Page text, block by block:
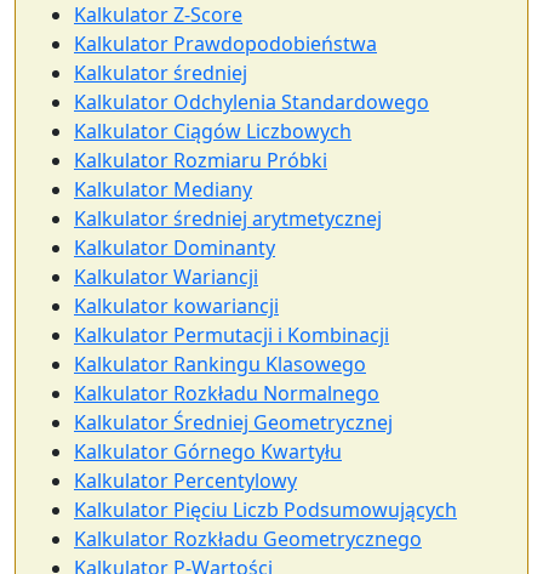
Kalkulator Z-Score
Kalkulator Prawdopodobieństwa
Kalkulator średniej
Kalkulator Odchylenia Standardowego
Kalkulator Ciągów Liczbowych
Kalkulator Rozmiaru Próbki
Kalkulator Mediany
Kalkulator średniej arytmetycznej
Kalkulator Dominanty
Kalkulator Wariancji
Kalkulator kowariancji
Kalkulator Permutacji i Kombinacji
Kalkulator Rankingu Klasowego
Kalkulator Rozkładu Normalnego
Kalkulator Średniej Geometrycznej
Kalkulator Górnego Kwartyłu
Kalkulator Percentylowy
Kalkulator Pięciu Liczb Podsumowujących
Kalkulator Rozkładu Geometrycznego
Kalkulator P-Wartości